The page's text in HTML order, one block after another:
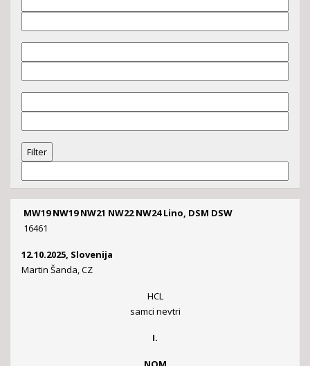
MW19 NW19 NW21 NW22 NW24 Lino, DSM DSW
16461
12.10.2025, Slovenija
Martin Šanda, CZ
HCL
samci nevtri
I.